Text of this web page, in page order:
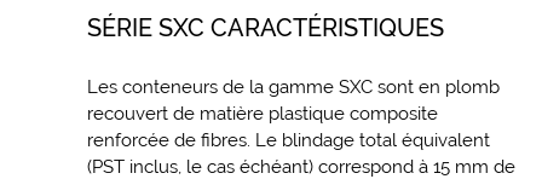
SÉRIE SXC CARACTÉRISTIQUES
Les conteneurs de la gamme SXC sont en plomb
recouvert de matière plastique composite
renforcée de fibres. Le blindage total équivalent
(PST inclus, le cas échéant) correspond à 15 mm de